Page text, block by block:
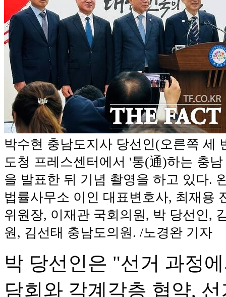
박수현 충남도지사 당선인(오른쪽 세
도청 프레스센터에서 '통(通)하는 충
을 발표한 뒤 기념 촬영을 하고 있다.
법률사무소 이인 대표변호사, 최재용
위원장, 이재관 국회의원, 박 당선인,
원, 김선태 충남도의원. /노경완 기자
박 당선인은 "선거 과정
담회와 각계각층 협약,